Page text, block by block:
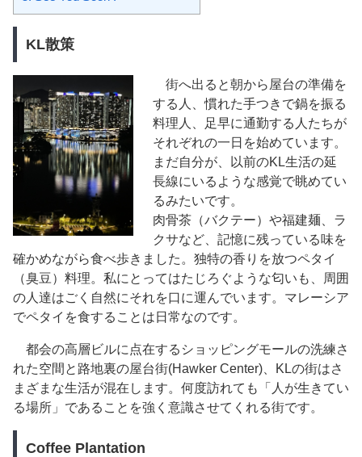
KL散策
街へ出ると朝から屋台の準備を
する人、慣れた手つきで鍋を振る
料理人、足早に通勤する人たちが
それぞれの一日を始めています。
まだ自分が、以前のKL生活の延
長線にいるような感覚で眺めてい
るみたいです。
肉骨茶（バクテー）や福建麺、ラ
クサなど、記憶に残っている味を
確かめながら食べ歩きました。独特の香りを放つペタイ
（臭豆）料理。私にとってはたじろぐような匂いも、周囲
の人達はごく自然にそれを口に運んでいます。マレーシア
でペタイを食することは日常なのです。
都会の高層ビルに点在するショッピングモールの洗練さ
れた空間と路地裏の屋台街(Hawker Center)、KLの街はさ
まざまな生活が混在します。何度訪れても「人が生きてい
る場所」であることを強く意識させてくれる街です。
Coffee Plantation